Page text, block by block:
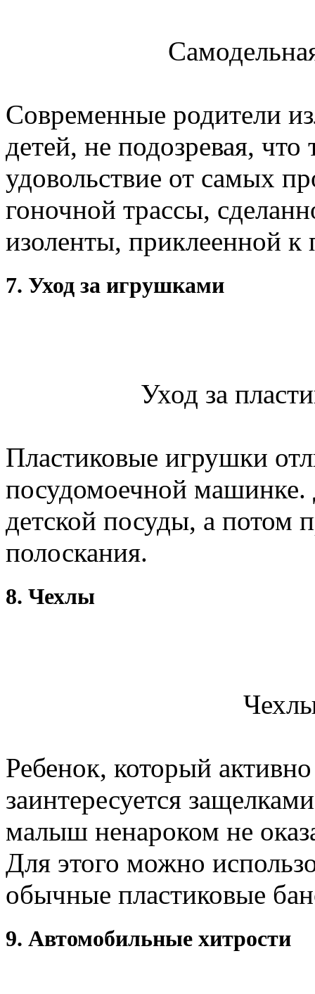
Современные родители
детей, не подозревая,
удовольствие от самых
гоночной трассы,
изоленты, приклеенной к
7. Уход за игрушками
Уход за
Пластиковые игрушки
посудомоечной машинке.
детской посуды, а потом
полоскания.
8. Чехлы
Ребенок, который
заинтересуется
малыш ненароком не
Для этого можно
обычные пластиковые
9. Автомобильные хитрости